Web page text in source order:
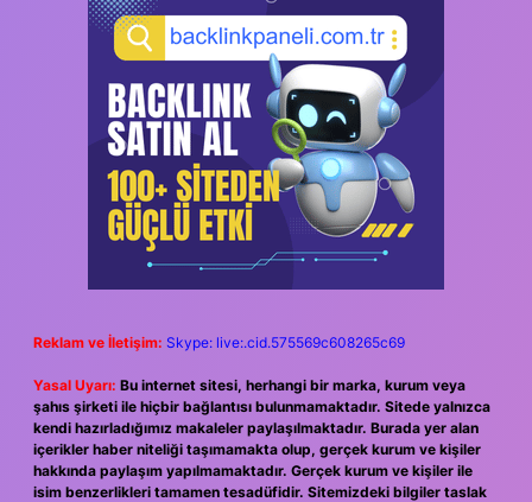
Reklam ve İletişim: Skype: live:.cid.575569c608265c69
Yasal Uyarı: Bu internet sitesi, herhangi bir marka, kurum veya
şahıs şirketi ile hiçbir bağlantısı bulunmamaktadır. Sitede yalnızca
kendi hazırladığımız makaleler paylaşılmaktadır. Burada yer alan
içerikler haber niteliği taşımamakta olup, gerçek kurum ve kişiler
hakkında paylaşım yapılmamaktadır. Gerçek kurum ve kişiler ile
isim benzerlikleri tamamen tesadüfidir. Sitemizdeki bilgiler taslak